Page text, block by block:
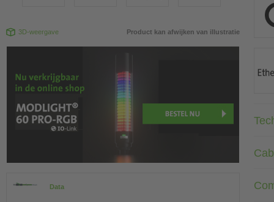
3D-weergave Product kan afwijken van illustratie
Data